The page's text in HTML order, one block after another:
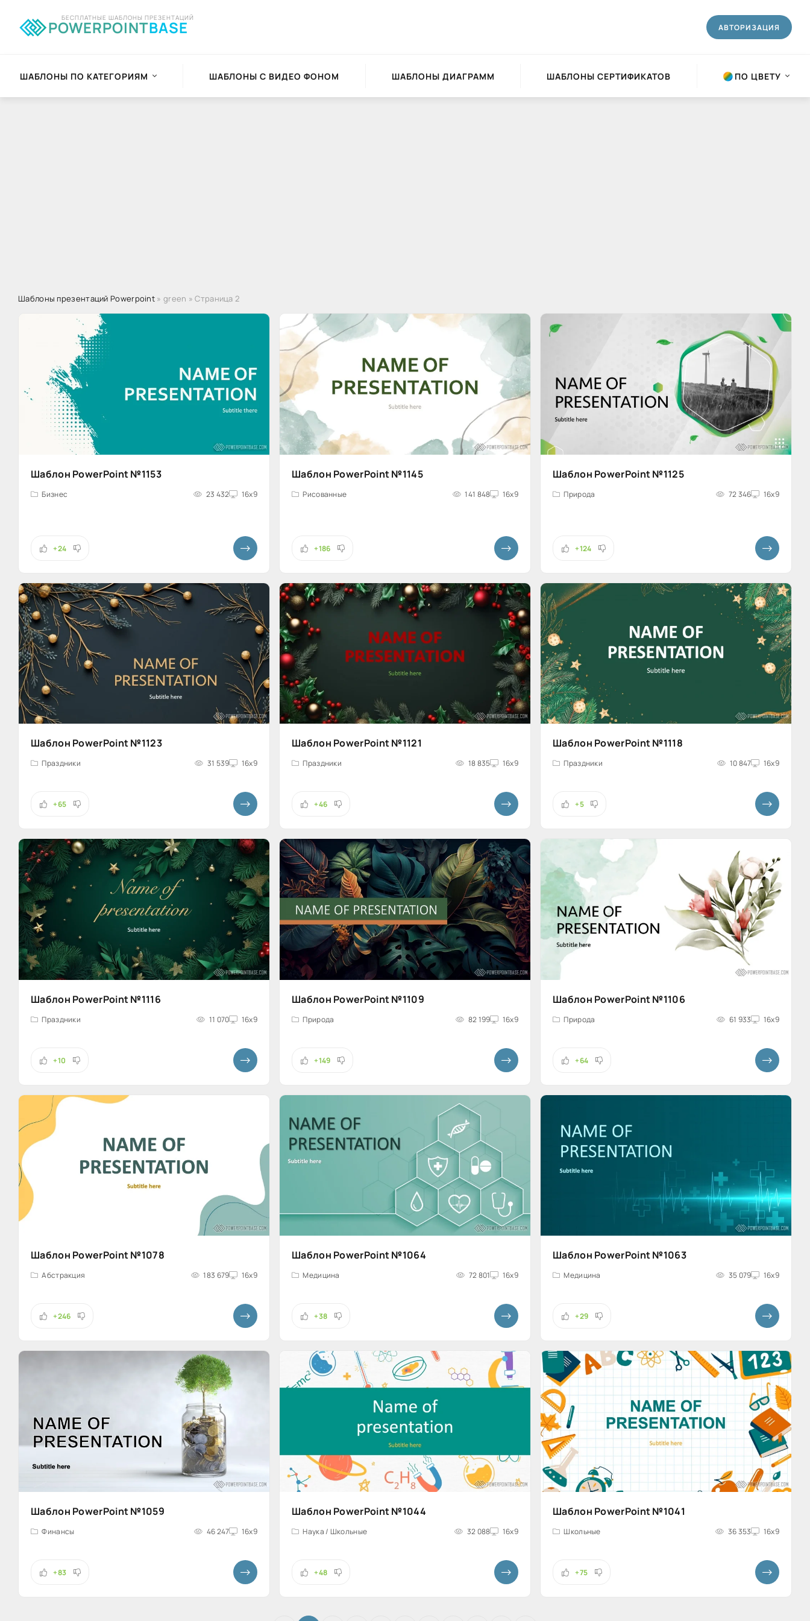
POWERPOINTBASE
БЕСПЛАТНЫЕ ШАБЛОНЫ ПРЕЗЕНТАЦИЙ
АВТОРИЗАЦИЯ
ШАБЛОНЫ ПО КАТЕГОРИЯМ ШАБЛОНЫ С ВИДЕО ФОНОМ ШАБЛОНЫ ДИАГРАММ ШАБЛОНЫ СЕРТИФИКАТОВ ПО ЦВЕТУ
Шаблоны презентаций Powerpoint » green » Страница 2
Шаблон PowerPoint №1153
Бизнес 23 432 16x9
+24
Шаблон PowerPoint №1145
Рисованные 141 848 16x9
+186
Шаблон PowerPoint №1125
Природа 72 346 16x9
+124
Шаблон PowerPoint №1123
Праздники 31 539 16x9
+65
Шаблон PowerPoint №1121
Праздники 18 835 16x9
+46
Шаблон PowerPoint №1118
Праздники 10 847 16x9
+5
Шаблон PowerPoint №1116
Праздники 11 070 16x9
+10
Шаблон PowerPoint №1109
Природа 82 199 16x9
+149
Шаблон PowerPoint №1106
Природа 61 933 16x9
+64
Шаблон PowerPoint №1078
Абстракция 183 679 16x9
+246
Шаблон PowerPoint №1064
Медицина 72 801 16x9
+38
Шаблон PowerPoint №1063
Медицина 35 079 16x9
+29
Шаблон PowerPoint №1059
Финансы 46 247 16x9
+83
Шаблон PowerPoint №1044
Наука / Школьные 32 088 16x9
+48
Шаблон PowerPoint №1041
Школьные 36 353 16x9
+75